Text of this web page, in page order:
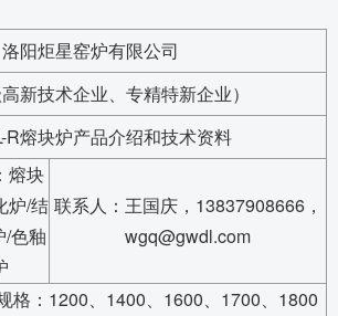
洛阳炬星窑炉有限公司
高新技术企业、专精特新企业）
R熔块炉产品介绍和技术资料
熔块
炉/结
/色釉
联系人：王国庆，13837908666，
wgq@gwdl.com
格：1200、1400、1600、1700、1800